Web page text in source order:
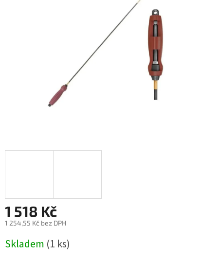
1 518 Kč
1 254,55 Kč bez DPH
cena:
Skladem (1 ks)